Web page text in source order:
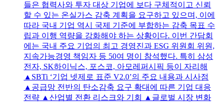
들은 협력사와 투자 대상 기업에 보다 구체적이고 신뢰
할 수 있는 온실가스 감축 계획을 요구하고 있으며, 이에
따라 국내 기업 역시 국제 기준에 부합하는 감축 목표 수
립과 이행 역량을 강화해야 하는 상황이다. 이번 간담회
에는 국내 주요 기업의 최고 경영진과 ESG 위원회 위원,
지속가능경영 책임자 등 50여 명이 참석했다. 특히 삼성
전자, SK하이닉스, 포스코, 아모레퍼시픽 등이 자리해
▲SBTi ‘기업 넷제로 표준 V2.0’의 주요 내용과 시사점
▲공급망 전반의 탄소감축 요구 확대에 따른 기업 대응
전략 ▲산업별 전환 리스크와 기회 ▲글로벌 시장 변화